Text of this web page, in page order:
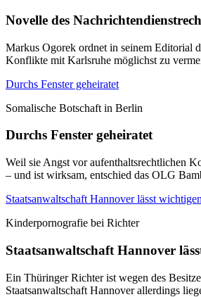
Novelle des
Markus Ogorek ordnet in seinem Editorial
Konflikte mit Karlsruhe möglichst zu
Durchs Fenster geheiratet
Somalische Botschaft in Berlin
Durchs Fenster geheiratet
Weil sie Angst vor aufenthaltsrechtlichen
– und ist wirksam, entschied das OLG
Staatsanwaltschaft Hannover lässt
Kinderpornografie bei Richter
Staatsanwaltschaft Hannover
Ein Thüringer Richter ist wegen des
Staatsanwaltschaft Hannover allerdings